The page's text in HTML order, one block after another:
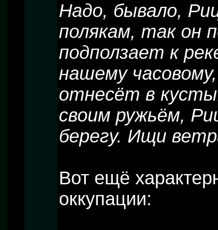
Надо, бывало,
полякам, так он
подползает к
нашему
отнесёт в
своим ружьём,
берегу. Ищи
Вот ещё
оккупации: